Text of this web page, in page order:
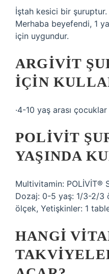
İştah kesici bir
Merhaba beyefendi, 1
için uygundur.
ARGIVIT
IÇIN
·4-10 yaş arası
POLIVIT
YAŞINDA
Multivitamin: POLİVİT®
Dozaj: 0-5 yaş: 1/3-2/3
ölçek, Yetişkinler: 1
HANGI